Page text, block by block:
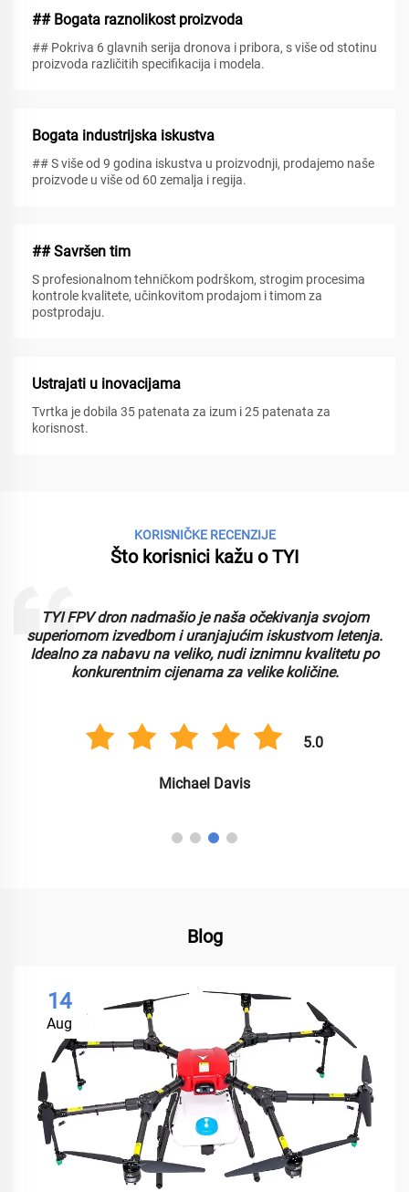
## Bogata raznolikost proizvoda
## Pokriva 6 glavnih serija dronova i pribora, s više od stotinu
proizvoda različitih specifikacija i modela.
Bogata industrijska iskustva
## S više od 9 godina iskustva u proizvodnji, prodajemo naše
proizvode u više od 60 zemalja i regija.
## Savršen tim
S profesionalnom tehničkom podrškom, strogim procesima
kontrole kvalitete, učinkovitom prodajom i timom za
postprodaju.
Ustrajati u inovacijama
Tvrtka je dobila 35 patenata za izum i 25 patenata za
korisnost.
KORISNIČKE RECENZIJE
Što korisnici kažu o TYI
TYI FPV dron nadmašio je naša očekivanja svojom
superiornom izvedbom i uranjajućim iskustvom letenja.
Idealno za nabavu na veliko, nudi iznimnu kvalitetu po
konkurentnim cijenama za velike količine.
5.0
Michael Davis
Blog
14
Aug